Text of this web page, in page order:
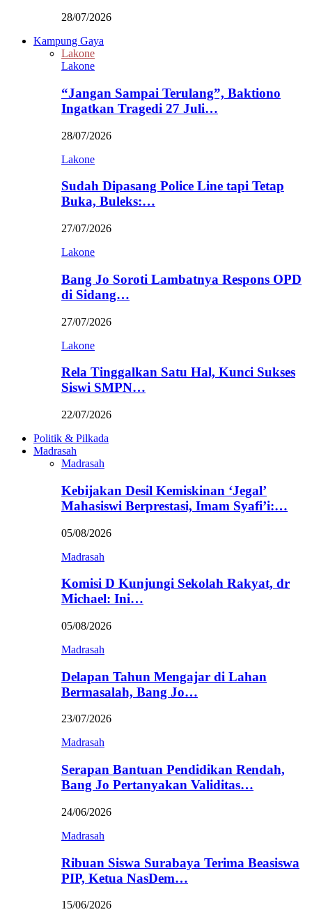
28/07/2026
Kampung Gaya
Lakone
Lakone
“Jangan Sampai Terulang”, Baktiono
Ingatkan Tragedi 27 Juli…
28/07/2026
Lakone
Sudah Dipasang Police Line tapi Tetap
Buka, Buleks:…
27/07/2026
Lakone
Bang Jo Soroti Lambatnya Respons OPD
di Sidang…
27/07/2026
Lakone
Rela Tinggalkan Satu Hal, Kunci Sukses
Siswi SMPN…
22/07/2026
Politik & Pilkada
Madrasah
Madrasah
Kebijakan Desil Kemiskinan ‘Jegal’
Mahasiswi Berprestasi, Imam Syafi’i:…
05/08/2026
Madrasah
Komisi D Kunjungi Sekolah Rakyat, dr
Michael: Ini…
05/08/2026
Madrasah
Delapan Tahun Mengajar di Lahan
Bermasalah, Bang Jo…
23/07/2026
Madrasah
Serapan Bantuan Pendidikan Rendah,
Bang Jo Pertanyakan Validitas…
24/06/2026
Madrasah
Ribuan Siswa Surabaya Terima Beasiswa
PIP, Ketua NasDem…
15/06/2026